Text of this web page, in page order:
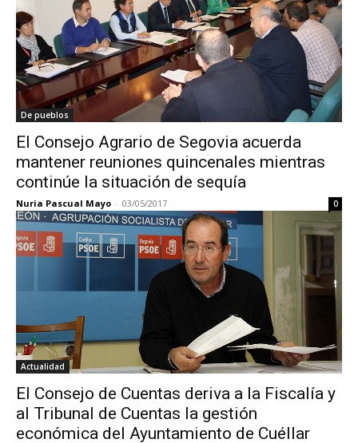
De pueblos
El Consejo Agrario de Segovia acuerda
mantener reuniones quincenales mientras
continúe la situación de sequía
Nuria Pascual Mayo - 03/05/2017 0
Actualidad
El Consejo de Cuentas deriva a la Fiscalía y
al Tribunal de Cuentas la gestión
económica del Ayuntamiento de Cuéllar